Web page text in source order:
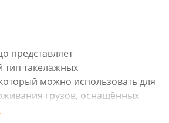
представляет
такелажных
можно использовать для
грузов, оснащённых
захватных приспособлений.